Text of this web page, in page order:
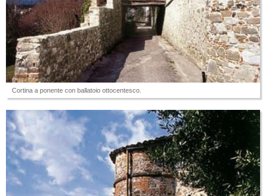
Cortina a ponente con ballatoio ottocentesco.